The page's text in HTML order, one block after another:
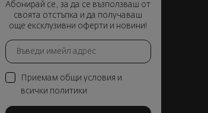
Абонирай се, за да се възползваш от
своята отстъпка и да получаваш
още ексклузивни оферти и новини!
Приемам общи условия и
всички политики